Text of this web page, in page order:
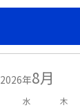
2026年8月
水 木